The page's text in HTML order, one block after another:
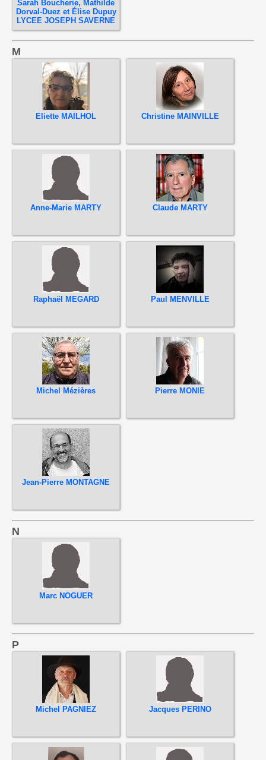
Sarah Boucherie, Mathilde
Dorval-Duez et Élise Dupuy
LYCEE JOSEPH SAVERNE
M
Eliette MAILHOL Christine MAINVILLE
Anne-Marie MARTY Claude MARTY
Raphaël MEGARD Paul MENVILLE
Michel Mézières Pierre MONIE
Jean-Pierre MONTAGNE
N
Marc NOGUER
P
Michel PAGNIEZ Jacques PERINO